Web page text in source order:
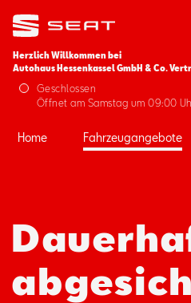
Herzlich Willkommen bei
Autohaus Hessenkassel GmbH & Co.
Geschlossen
Öffnet am Samstag um 09:00
Home
Zubehör
SEAT FOR
Home Fahrzeugangebote